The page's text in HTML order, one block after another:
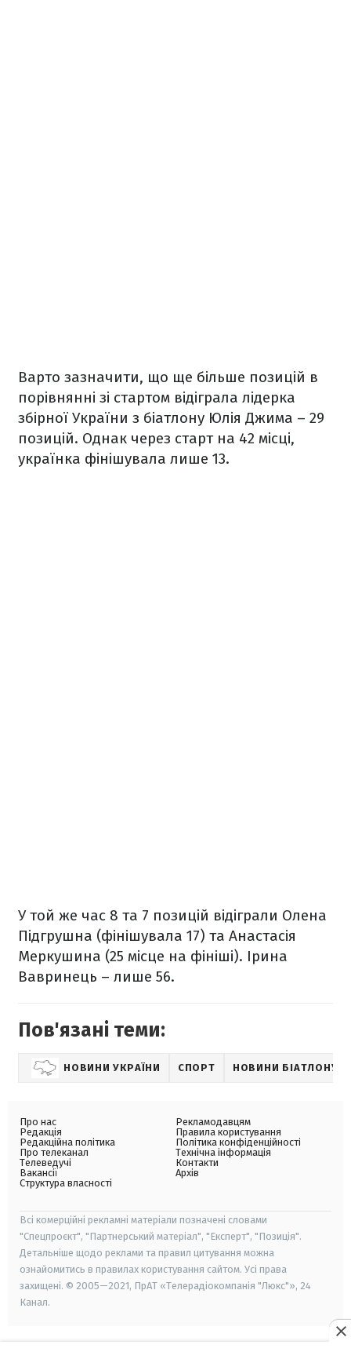
Варто зазначити, що ще більше позицій в
порівнянні зі стартом відіграла лідерка
збірної України з біатлону Юлія Джима – 29
позицій. Однак через старт на 42 місці,
українка фінішувала лише 13.
У той же час 8 та 7 позицій відіграли Олена
Підгрушна (фінішувала 17) та Анастасія
Меркушина (25 місце на фініші). Ірина
Вавринець – лише 56.
Пов'язані теми:
НОВИНИ УКРАЇНИ СПОРТ НОВИНИ БІАТЛОНУ
Про нас
Редакція
Редакційна політика
Про телеканал
Телеведучі
Вакансії
Структура власності
Рекламодавцям
Правила користування
Політика конфіденційності
Технічна інформація
Контакти
Архів
Всі комерційні рекламні матеріали позначені словами
"Спецпроєкт", "Партнерський матеріал", "Експерт", "Позиція".
Детальніше щодо реклами та правил цитування можна
ознайомитись в правилах користування сайтом. Усі права
захищені. © 2005—2021, ПрАТ «Телерадіокомпанія "Люкс"», 24
Канал.